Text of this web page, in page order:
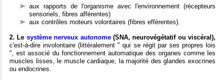
aux rapports de l'organisme avec l'environnement (récepteurs
sensoriels, fibres afférentes)
aux contrôles moteurs volontaires (fibres efférentes).
2. Le système nerveux autonome(SNA, neurovégétatif ou viscéral),
c'est-à-dire involontaire (littéralement " qui se régit par ses propres lois
", est associé du fonctionnement automatique des organes comme les
muscles lisses, le muscle cardiaque, la majorité des glandes exocrines
ou endocrines.